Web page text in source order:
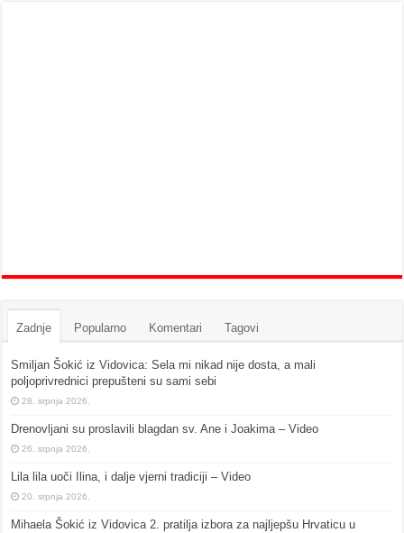
Zadnje Popularno Komentari Tagovi
Smiljan Šokić iz Vidovica: Sela mi nikad nije dosta, a mali
poljoprivrednici prepušteni su sami sebi
28. srpnja 2026.
Drenovljani su proslavili blagdan sv. Ane i Joakima – Video
26. srpnja 2026.
Lila lila uoči Ilina, i dalje vjerni tradiciji – Video
20. srpnja 2026.
Mihaela Šokić iz Vidovica 2. pratilja izbora za najljepšu Hrvaticu u